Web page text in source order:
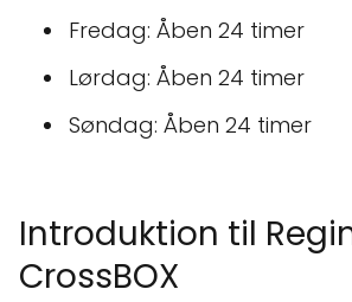
Fredag: Åben 24 timer
Lørdag: Åben 24 timer
Søndag: Åben 24 timer
Introduktion til
CrossBOX